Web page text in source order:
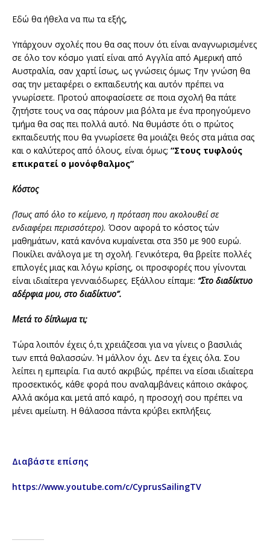
Εδώ θα ήθελα να πω τα εξής,
Υπάρχουν σχολές που θα σας πουν ότι είναι αναγνωρισμένες
σε όλο τον κόσμο γιατί είναι από Αγγλία από Αμερική από
Αυστραλία, σαν χαρτί ίσως, ως γνώσεις όμως; Την γνώση θα
σας την μεταφέρει ο εκπαιδευτής και αυτόν πρέπει να
γνωρίσετε. Προτού αποφασίσετε σε ποια σχολή θα πάτε
ζητήστε τους να σας πάρουν μια βόλτα με ένα προηγούμενο
τμήμα θα σας πει πολλά αυτό. Να θυμάστε ότι ο πρώτος
εκπαιδευτής που θα γνωρίσετε θα μοιάζει θεός στα μάτια σας
και ο καλύτερος από όλους, είναι όμως; “Στους τυφλούς
επικρατεί ο μονόφθαλμος”
Κόστος
(Ίσως από όλο το κείμενο, η πρόταση που ακολουθεί σε
ενδιαφέρει περισσότερο). Όσον αφορά το κόστος τών
μαθημάτων, κατά κανόνα κυμαίνεται στα 350 με 900 ευρώ.
Ποικίλει ανάλογα με τη σχολή. Γενικότερα, θα βρείτε πολλές
επιλογές μιας και λόγω κρίσης, οι προσφορές που γίνονται
είναι ιδιαίτερα γενναιόδωρες. Εξάλλου είπαμε: “Στο διαδίκτυο
αδέρφια μου, στο διαδίκτυο”.
Μετά το δίπλωμα τι;
Τώρα λοιπόν έχεις ό,τι χρειάζεσαι για να γίνεις ο βασιλιάς
των επτά θαλασσών. Ή μάλλον όχι. Δεν τα έχεις όλα. Σου
λείπει η εμπειρία. Για αυτό ακριβώς, πρέπει να είσαι ιδιαίτερα
προσεκτικός, κάθε φορά που αναλαμβάνεις κάποιο σκάφος.
Αλλά ακόμα και μετά από καιρό, η προσοχή σου πρέπει να
μένει αμείωτη. Η θάλασσα πάντα κρύβει εκπλήξεις.
Διαβάστε επίσης
https://www.youtube.com/c/CyprusSailingTV